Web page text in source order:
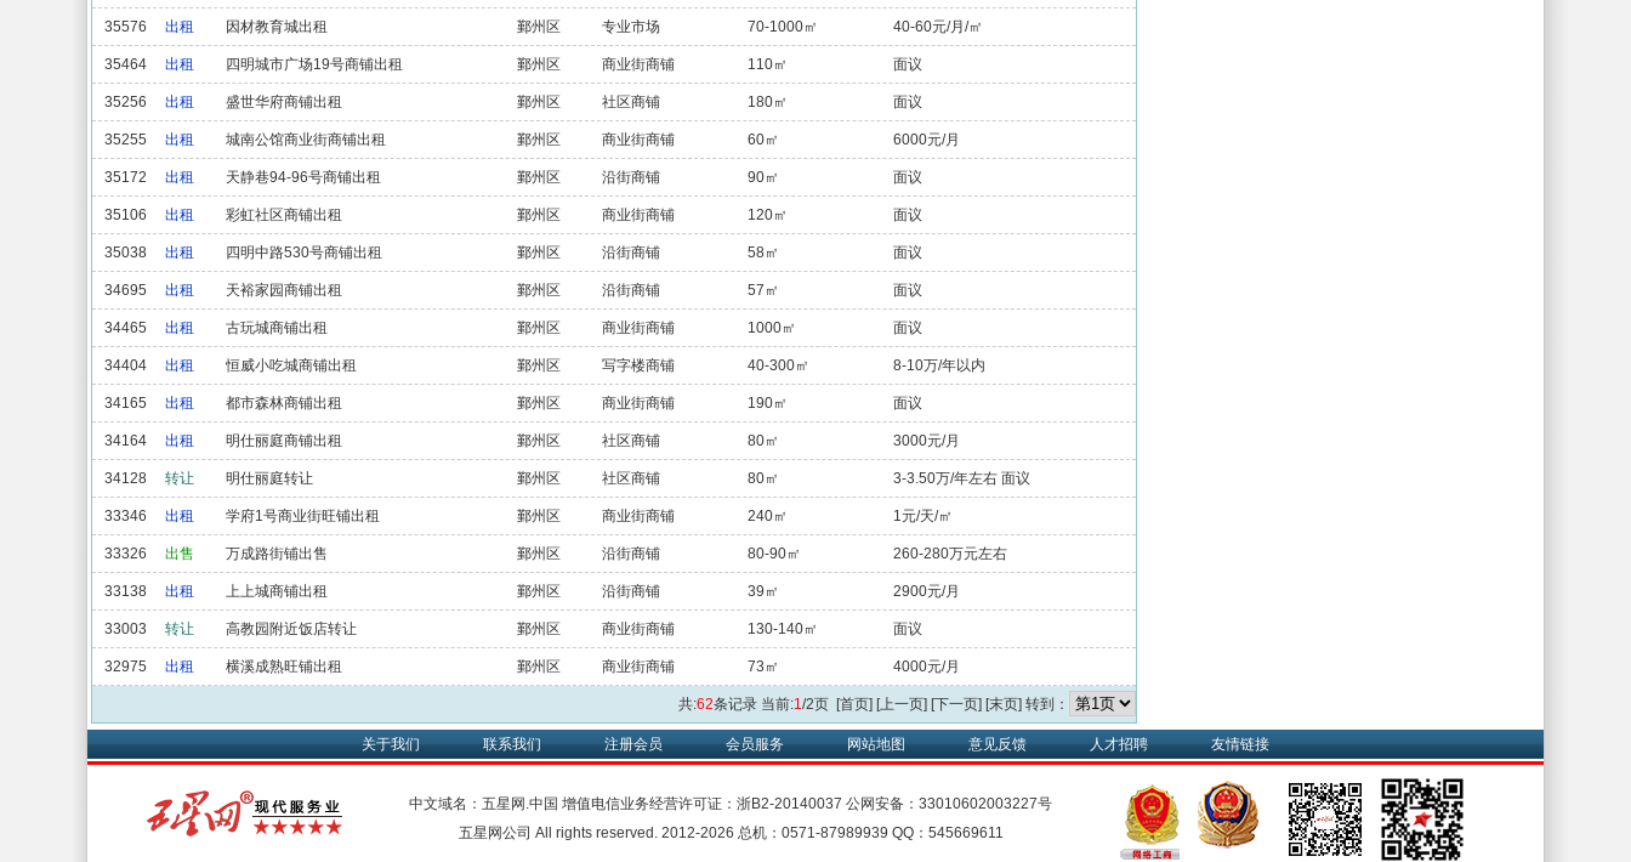
35576 出租 因材教育城出租 鄞州区 专业市场 70-1000㎡ 40-60元/月/㎡
35464 出租 四明城市广场19号商铺出租 鄞州区 商业街商铺 110㎡ 面议
35256 出租 盛世华府商铺出租 鄞州区 社区商铺 180㎡ 面议
35255 出租 城南公馆商业街商铺出租 鄞州区 商业街商铺 60㎡ 6000元/月
35172 出租 天静巷94-96号商铺出租 鄞州区 沿街商铺 90㎡ 面议
35106 出租 彩虹社区商铺出租 鄞州区 商业街商铺 120㎡ 面议
35038 出租 四明中路530号商铺出租 鄞州区 沿街商铺 58㎡ 面议
34695 出租 天裕家园商铺出租 鄞州区 沿街商铺 57㎡ 面议
34465 出租 古玩城商铺出租 鄞州区 商业街商铺 1000㎡ 面议
34404 出租 恒威小吃城商铺出租 鄞州区 写字楼商铺 40-300㎡ 8-10万/年以内
34165 出租 都市森林商铺出租 鄞州区 商业街商铺 190㎡ 面议
34164 出租 明仕丽庭商铺出租 鄞州区 社区商铺 80㎡ 3000元/月
34128 转让 明仕丽庭转让 鄞州区 社区商铺 80㎡ 3-3.50万/年左右 面议
33346 出租 学府1号商业街旺铺出租 鄞州区 商业街商铺 240㎡ 1元/天/㎡
33326 出售 万成路街铺出售 鄞州区 沿街商铺 80-90㎡ 260-280万元左右
33138 出租 上上城商铺出租 鄞州区 沿街商铺 39㎡ 2900元/月
33003 转让 高教园附近饭店转让 鄞州区 商业街商铺 130-140㎡ 面议
32975 出租 横溪成熟旺铺出租 鄞州区 商业街商铺 73㎡ 4000元/月
共:62条记录 当前:1/2页 [首页] [上一页] [下一页] [末页] 转到：
关于我们 联系我们 注册会员 会员服务 网站地图 意见反馈 人才招聘 友情链接
中文域名：五星网.中国 增值电信业务经营许可证： 浙B2-20140037 公网安备： 33010602003227号
五星网公司 All rights reserved. 2012-2026 总机：0571-87989939 QQ：545669611